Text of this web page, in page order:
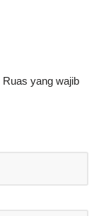
Ruas yang wajib